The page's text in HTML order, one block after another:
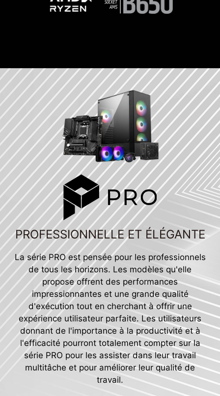
PROFESSIONNELLE ET ÉLÉGANTE
La série PRO est pensée pour les professionnels
de tous les horizons. Les modèles qu'elle
propose offrent des performances
impressionnantes et une grande qualité
d'exécution tout en cherchant à offrir une
expérience utilisateur parfaite. Les utilisateurs
donnant de l'importance à la productivité et à
l'efficacité pourront totalement compter sur la
série PRO pour les assister dans leur travail
multitâche et pour améliorer leur qualité de
travail.